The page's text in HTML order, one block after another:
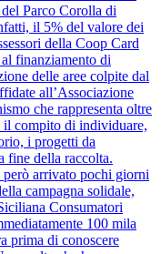
Parco Corolla di
il 5% del valore dei
della Coop Card
finanziamento di
delle aree colpite dal
all’Associazione
che rappresenta oltre
il compito di individuare,
i progetti da
fine della raccolta.
arrivato pochi giorni
campagna solidale,
Consumatori
100 mila
prima di conoscere